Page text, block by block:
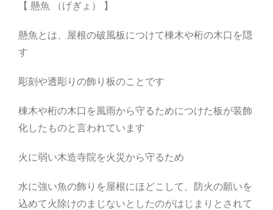
【 懸魚 （げぎょ） 】
懸魚とは、屋根の破風板につけて棟木や桁の木口を隠
す
彫刻や透彫りの飾り板のことです
棟木や桁の木口を風雨から守るためにつけた板が装飾
化したものと言われています
火に弱い木造寺院を火災から守るため
水に強い魚の飾りを屋根にほどこして、防火の願いを
込めて火除けのまじないとしたのがはじまりとされて